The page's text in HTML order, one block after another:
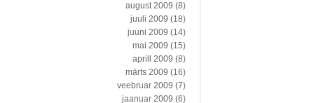
august 2009 (8)
juuli 2009 (18)
juuni 2009 (14)
mai 2009 (15)
aprill 2009 (8)
märts 2009 (16)
veebruar 2009 (7)
jaanuar 2009 (6)